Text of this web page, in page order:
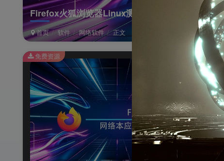
Firefox火狐浏览器Linux测试版
首页 软件 网络软件 正文
此
免费资源